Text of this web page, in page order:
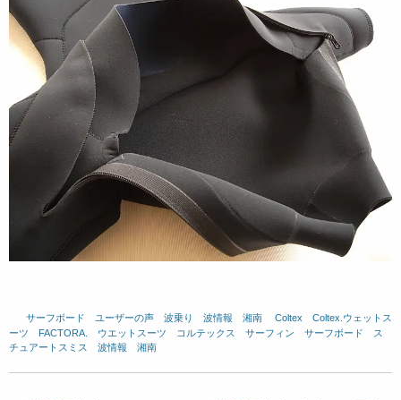
サーフボード ユーザーの声 波乗り 波情報 湘南 Coltex
Coltex.ウェットス
ーツ
FACTORA. ウエットスーツ コルテックス サーフィン サーフボード
ス
チュアートスミス
波情報 湘南